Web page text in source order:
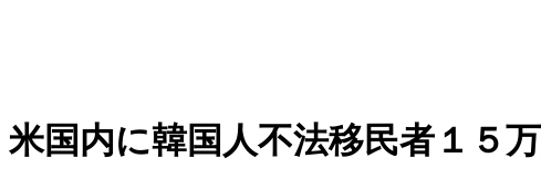
米国内に韓国人不法移民者１５